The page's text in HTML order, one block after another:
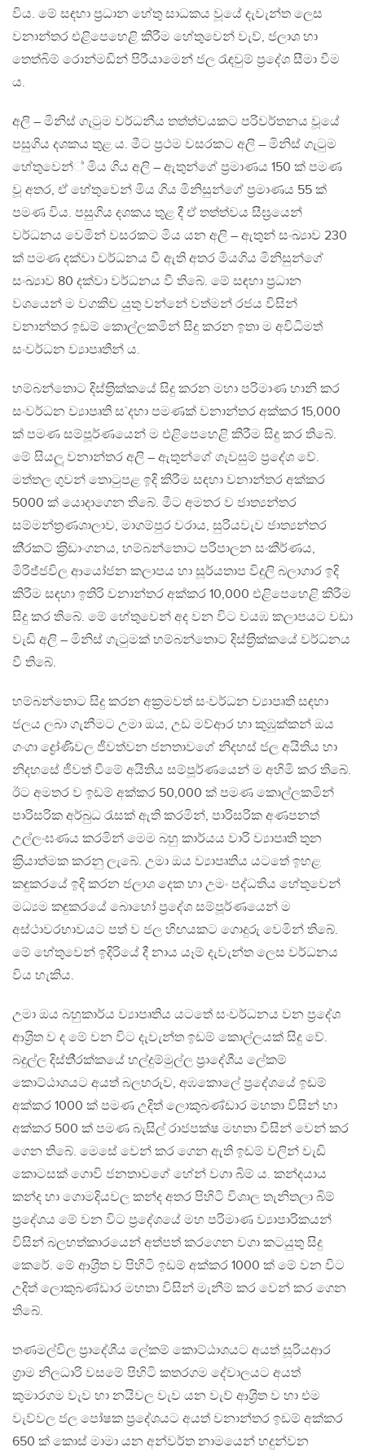
විය. මේ සඳහා ප‍්‍රධාන හේතු සාධකය වූයේ දැවැන්ත ලෙස
වනාන්තර එළිපෙහෙළි කිරීම හේතුවෙන් වැව්, ජලාශ හා
තෙත්බිම් රොන්මඩින් පිරීයාමෙන් ජල රැඳවුම් ප‍්‍රදේශ සීමා වීම
ය.
අලි – මිනිස් ගැටුම වර්ධනීය තත්ත්වයකට පරිවර්තනය වූයේ
පසුගිය දශකය තුළ ය. මීට ප‍්‍රථම වසරකට අලි – මිනිස් ගැටුම
හේතුවෙන්් මිය ගිය අලි – ඇතුන්ගේ ප‍්‍රමාණය 150 ක් පමණ
වූ අතර, ඒ හේතුවෙන් මිය ගිය මිනිසුන්ගේ ප‍්‍රමාණය 55 ක්
පමණ විය. පසුගිය දශකය තුළ දී ඒ තත්ත්වය සීඝ‍්‍රයෙන්
වර්ධනය වෙමින් වසරකට මිය යන අලි – ඇතුන් සංඛ්‍යාව 230
ක් පමණ දක්වා වර්ධනය වී ඇති අතර මියගිය මිනිසුන්ගේ
සංඛ්‍යාව 80 දක්වා වර්ධනය වී තිබේ. මේ සඳහා ප‍්‍රධාන
වශයෙන් ම වගකිව යුතු වන්නේ වත්මන් රජය විසින්
වනාන්තර ඉඩම් කොල්ලකමින් සිදු කරන ඉතා ම අවිධිමත්
සංවර්ධන ව්‍යාපෘතීන් ය.
හම්බන්තොට දිස්ත‍්‍රික්කයේ සිදු කරන මහා පරිමාණ හානි කර
සංවර්ධන ව්‍යාපෘති ස`දහා පමණක් වනාන්තර අක්කර 15,000
ක් පමණ සම්පූර්ණයෙන් ම එළිපෙහෙළි කිරීම සිදු කර තිබේ.
මේ සියලූ වනාන්තර අලි – ඇතුන්ගේ ගැවසුම් ප‍්‍රදේශ වේ.
මත්තල ගුවන් තොටුපළ ඉදි කිරීම සඳහා වනාන්තර අක්කර
5000 ක් යොදාගෙන තිබේ. මීට අමතර ව ජාත්‍යන්තර
සම්මන්ත‍්‍රණශාලාව, මාගම්පුර වරාය, සුරියවැව ජාත්‍යන්තර
කි‍්‍රකට් ක‍්‍රිඩාංගනය, හම්බන්තොට පරිපාලන සංකීර්ණය,
මිරිජ්ජවිල ආයෝජන කලාපය හා සූර්යතාප විදුලි බලාගාර ඉදි
කිරීම සඳහා ඉතිරි වනාන්තර අක්කර 10,000 එළිපෙහෙළි කිරීම
සිදු කර තිබේ. මේ හේතුවෙන් අද වන විට වයඹ කලාපයට වඩා
වැඩි අලි – මිනිස් ගැටුමක් හම්බන්තොට දිස්ත‍්‍රික්කයේ වර්ධනය
වී තිබේ.
හම්බන්තොට සිදු කරන අක‍්‍රමවත් සංවර්ධන ව්‍යාපෘති සඳහා
ජලය ලබා ගැනීමට උමා ඔය, උඩ මව්ආර හා කුඹුක්කන් ඔය
ගංගා ද්‍රෝණිවල ජීවත්වන ජනතාවගේ නිදහස් ජල අයිතිය හා
නිදහසේ ජීවත් වීමේ අයිතිය සම්පූර්ණයෙන් ම අහිමි කර තිබේ.
ඊට අමතර ව ඉඩම් අක්කර 50,000 ක් පමණ කොල්ලකමින්
පාරිසරික අර්බුධ රැසක් ඇති කරමින්, පාරිසරික අණපනත්
උල්ලංඝණය කරමින් මෙම බහු කාර්යය වාරි ව්‍යාපෘති තුන
ක‍්‍රියාත්මක කරනු ලැබේ. උමා ඔය ව්‍යාපෘතිය යටතේ ඉහළ
කඳුකරයේ ඉදි කරන ජලාශ දෙක හා උමං පද්ධතිය හේතුවෙන්
මධ්‍යම කඳුකරයේ බොහෝ ප‍්‍රදේශ සම්පූර්ණයෙන් ම
අස්ථාවරභාවයට පත් ව ජල හිඟයකට ගොදුරු වෙමින් තිබේ.
මේ හේතුවෙන් ඉදිරියේ දී නාය යෑම් දැවැන්ත ලෙස වර්ධනය
විය හැකිය.
උමා ඔය බහුකාර්ය ව්‍යාපෘතිය යටතේ සංවර්ධනය වන ප‍්‍රදේශ
ආශ‍්‍රිත ව ද මේ වන විට දැවැන්ත ඉඩම් කොල්ලයක් සිදු වේ.
බදුල්ල දිස්ති‍්‍රක්කයේ හල්දුම්මුල්ල ප‍්‍රාදේශීය ලේකම්
කොට්ඨාශයට අයත් බලහරුව, අඹකොලේ ප‍්‍රදේශයේ ඉඩම්
අක්කර 1000 ක් පමණ උදිත් ලොකුබණ්ඩාර මහතා විසින් හා
අක්කර 500 ක් පමණ බැසිල් රාජපක්ෂ මහතා විසින් වෙන් කර
ගෙන තිබේ. මෙසේ වෙන් කර ගෙන ඇති ඉඩම් වලින් වැඩි
කොටසක් ගොවි ජනතාවගේ හේන් වගා බිම් ය. කන්දයාය
කන්ද හා ගොමදියවල කන්ද අතර පිහිටි විශාල තැනිතලා බිම්
ප‍්‍රදේශය මේ වන විට ප‍්‍රදේශයේ මහ පරිමාණ ව්‍යාපාරිකයන්
විසින් බලහත්කාරයෙන් අත්පත් කරගෙන වගා කටයුතු සිදු
කෙරේ. මේ ආශ‍්‍රිත ව පිහිටි ඉඩම් අක්කර 1000 ක් මේ වන විට
උදිත් ලොකුබණ්ඩාර මහතා විසින් මැනීම් කර වෙන් කර ගෙන
තිබේ.
තණමල්විල ප‍්‍රාදේශීය ලේකම් කොට්ඨාශයට අයත් සූරියආර
ග‍්‍රාම නිලධාරි වසමේ පිහිටි කතරගම දේවාලයට අයත්
කුමාරගම වැව හා නයිවල වැව යන වැව් ආශ‍්‍රිත ව හා එම
වැව්වල ජල පෝෂක ප‍්‍රදේශයට අයත් වනාන්තර ඉඩම් අක්කර
650 ක් කොස් මාමා යන අන්වර්ත නාමයෙන් හදුන්වන